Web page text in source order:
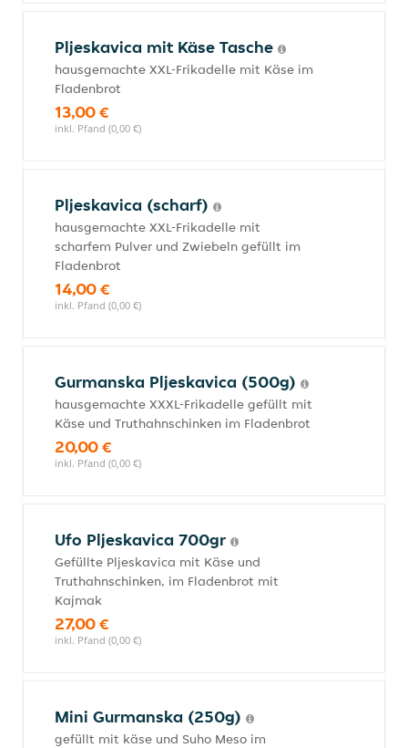
Pljeskavica mit Käse Tasche
hausgemachte XXL-Frikadelle mit Käse im
Fladenbrot
13,00 €
inkl. Pfand (0,00 €)
Pljeskavica (scharf)
hausgemachte XXL-Frikadelle mit
scharfem Pulver und Zwiebeln gefüllt im
Fladenbrot
14,00 €
inkl. Pfand (0,00 €)
Gurmanska Pljeskavica (500g)
hausgemachte XXXL-Frikadelle gefüllt mit
Käse und Truthahnschinken im Fladenbrot
20,00 €
inkl. Pfand (0,00 €)
Ufo Pljeskavica 700gr
Gefüllte Pljeskavica mit Käse und
Truthahnschinken, im Fladenbrot mit
Kajmak
27,00 €
inkl. Pfand (0,00 €)
Mini Gurmanska (250g)
gefüllt mit käse und Suho Meso im